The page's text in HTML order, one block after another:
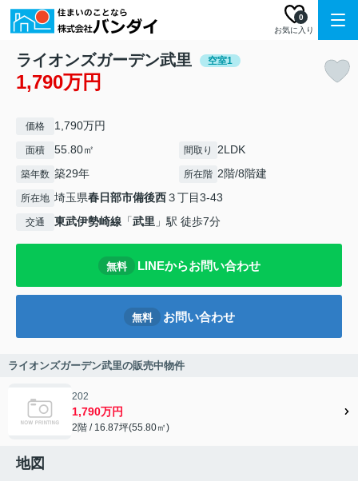
お気に入り
0
ライオンズガーデン武里 空室1
1,790万円
価格 1,790万円
面積 55.80㎡ 間取り 2LDK
築年数 築29年 所在階 2階/8階建
所在地 埼玉県春日部市備後西３丁目3-43
交通 東武伊勢崎線 「武里 」駅 徒歩7分
無料 LINEからお問い合わせ
無料 お問い合わせ
ライオンズガーデン武里の販売中物件
202
1,790万円
2階 / 16.87坪(55.80㎡)
地図